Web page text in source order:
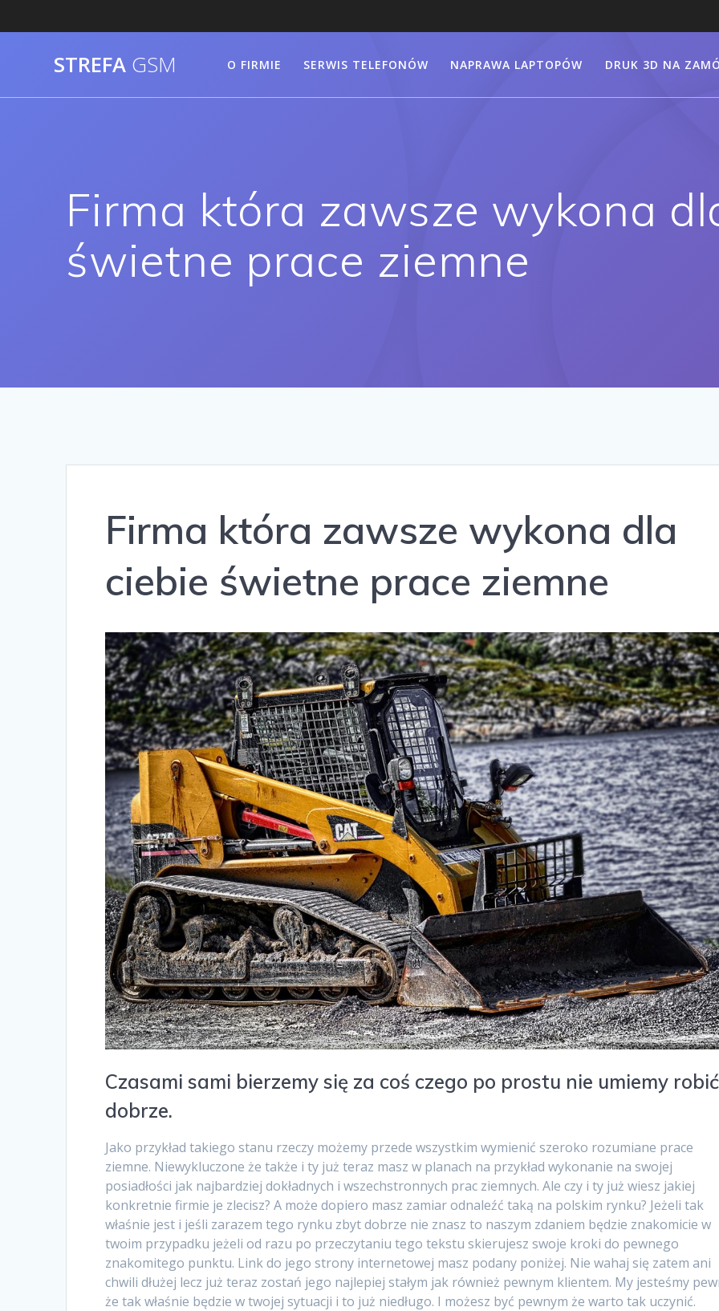
to
STREFA GSM O FIRMIE SERWIS TELEFONÓW NAPRAWA LAPTOPÓW DRUK 3D NA
Firma która zawsze wykona
świetne prace ziemne
Firma która zawsze wykona dla
ciebie świetne prace ziemne
Czasami sami bierzemy się za coś czego po prostu nie umiemy robić
dobrze.
Jako przykład takiego stanu rzeczy możemy przede wszystkim wymienić szeroko rozumiane prace
ziemne. Niewykluczone że także i ty już teraz masz w planach na przykład wykonanie na swojej
posiadłości jak najbardziej dokładnych i wszechstronnych prac ziemnych. Ale czy i ty już wiesz jakiej
konkretnie firmie je zlecisz? A może dopiero masz zamiar odnaleźć taką na polskim rynku? Jeżeli tak
właśnie jest i jeśli zarazem tego rynku zbyt dobrze nie znasz to naszym zdaniem będzie znakomicie w
twoim przypadku jeżeli od razu po przeczytaniu tego tekstu skierujesz swoje kroki do pewnego
znakomitego punktu. Link do jego strony internetowej masz podany poniżej. Nie wahaj się zatem ani
chwili dłużej lecz już teraz zostań jego najlepiej stałym jak również pewnym klientem. My jesteśmy
że tak właśnie będzie w twojej sytuacji i to już niedługo. I możesz być pewnym że warto tak uczynić.